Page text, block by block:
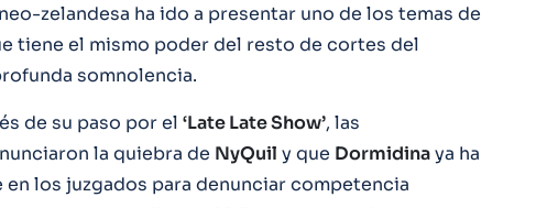
zelandesa ha ido a presentar uno de los temas de
tiene el mismo poder del resto de cortes del
somnolencia.
de su paso por el ‘Late Late Show’, las
la quiebra de NyQuil y que Dormidinaya ha
en los juzgados para denunciar competencia